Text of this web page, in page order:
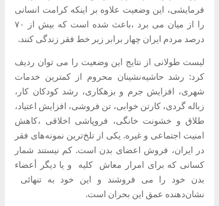
فرمایشی، این وضعیت علاوه بر اینکه کرامت انسانی
را از میان می برد ،باعث شده است که بیش از ۷۰
درصد مردم ایران چهار برابر زیر خط فقر زندگی کنند.
لیست طولانی از نتایج این وضعیت را می توان ردیف
کرد: رشد حاشیەنشینان محروم از کمترین خدمات
شهری، افزایش جرم و بزهکاری، رشد کودکان کار،
زباله گردی، کارتن خوابی، تن فروشی، افزایش اعتیاد،
طلاق و خشونت خانگی، فروپاشی اخلاقی ،کاهش
امنیت اجتماعی و غیره. یکی از تلخ‌ترین نمونه‌های فقر
در ایران، فروش اعضای بدن است. کم نیستند شمار
کسانی که برای امرار معاش
کلیه
و یا دیگر أعضاء
بدن خود را می فروشند و این خود به تنهائی
نشان‌دهنده عمق این بحران است.